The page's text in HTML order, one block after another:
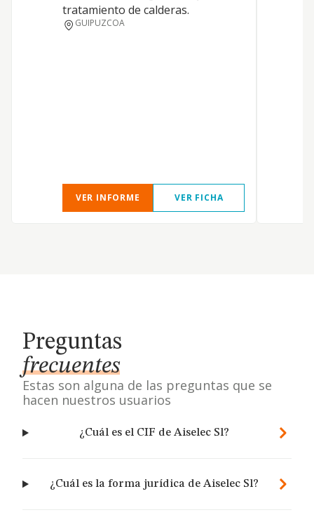
tratamiento de calderas.
GUIPUZCOA
VER INFORME VER FICHA
Preguntas
frecuentes
Estas son alguna de las preguntas que se
hacen nuestros usuarios
¿Cuál es el CIF de Aiselec Sl?
¿Cuál es la forma jurídica de Aiselec Sl?